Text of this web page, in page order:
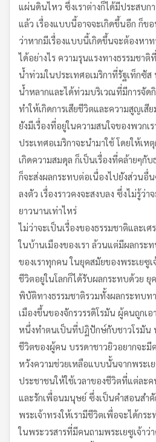
แผ่นดินไหว ซึ่งเราต่างก็ได้มีประสบก
แล้ว เรื่องแบบนี้อาจจะเกิดขึ้นอีก ก็ข
ว่าหากมีเรื่องแบบนี้เกิดขึ้นจะต้องหา
ได้อย่างไร ความรุนแรงทางธรรมชา
น้ำท่วมในประเทศอเมริกาที่รัฐเท็กซั
น้ำหลากและได้ท่วมบริเวณที่มีการจัด
ทำให้เกิดการเสียชีวิตและความสูญเสีย
ยังมีเรื่องที่อยู่ในความสนใจของพวกเ
ประเทศอเมริกาจะนำมาใช้ โดยให้เห
เกิดความสมดุล ก็เป็นเรื่องที่คล้ายๆกั
ก็จะส่งผลกระทบต่อเนื่องไปยังส่วนอื่
ลงตัว เรื่องราวคงจะสงบลง ซึ่งไม่รู้ว่า
ยาวนานเท่าไหร่
ไม่ว่าจะเป็นเรื่องของธรรมชาติและเ
ในบ้านเมืองของเรา ล้วนแต่มีผลกระ
ของเราทุกคน ในยุคสมัยของพระเยซู
ชีวิตอยู่ในโลกก็ได้รับผลกระทบด้วย
พิบัติทางธรรมชาติรวมทั้งผลกระทบท
เมืองขึ้นของจักรวรรดิโรมัน ผู้คนถูกเ
หนึ่งทำตนเป็นที่ปฏิปักษ์กับชาวโรมัน
ชีวิตของผู้คน บรรดาชาวยิวอยากจะ
หวังความช่วยเหลือแบบนั้นจากพระเ
ประชาชนให้ใช้เวลาของชีวิตที่แต่ละ
และรักเพื่อนมนุษย์ ซึ่งเป็นคำสอนสำ
พระเจ้าทรงให้เรามีชีวิตเพื่อจะได้กระ
ในพระวรสารที่มีคนถามพระเยซูเจ้าว่